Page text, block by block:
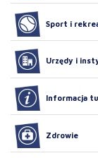
Sport i
Urzędy i
Informacja
Zdrowie